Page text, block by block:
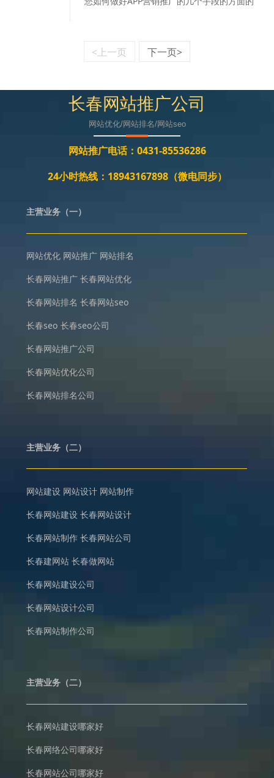
<上一页 下一页>
长春网站推广公司
网站优化/网站排名/网站seo
网站推广电话：0431-85536286
24小时热线：18943167898（微电同步）
主营业务（一）
网站优化 网站推广 网站排名
长春网站推广 长春网站优化
长春网站排名 长春网站seo
长春seo 长春seo公司
长春网站推广公司
长春网站优化公司
长春网站排名公司
主营业务（二）
网站建设 网站设计 网站制作
长春网站建设 长春网站设计
长春网站制作 长春网站公司
长春建网站 长春做网站
长春网站建设公司
长春网站设计公司
长春网站制作公司
主营业务（二）
长春网站建设哪家好
长春网络公司哪家好
长春网站公司哪家好